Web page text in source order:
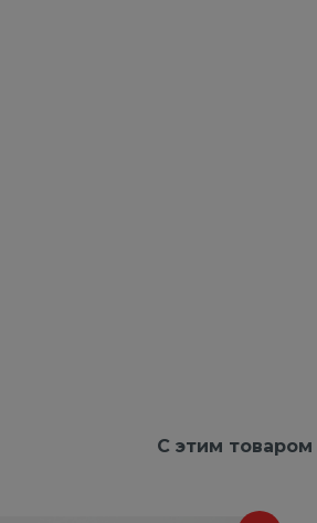
С этим